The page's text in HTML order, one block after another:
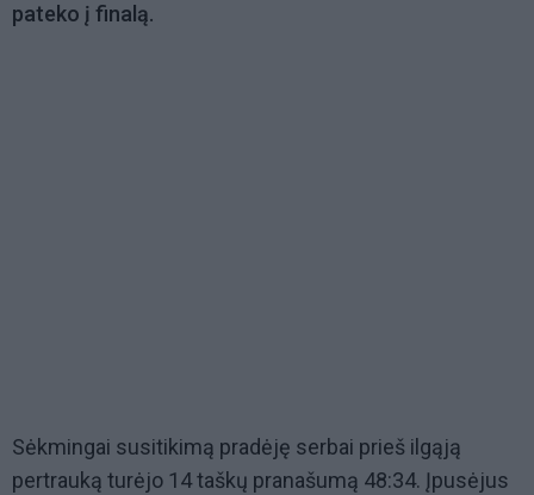
pateko į finalą.
Sėkmingai susitikimą pradėję serbai prieš ilgąją
pertrauką turėjo 14 taškų pranašumą 48:34. Įpusėjus